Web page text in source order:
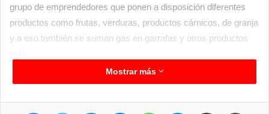
grupo de emprendedores que ponen a disposición diferentes
productos como frutas, verduras, productos cárnicos, de granja
y a eso también se suman gas en garrafas y otros productos
El efecto e impacto económico que genera esta feria es muy
importante y permite que muchas familias de localidades
Mostrar más